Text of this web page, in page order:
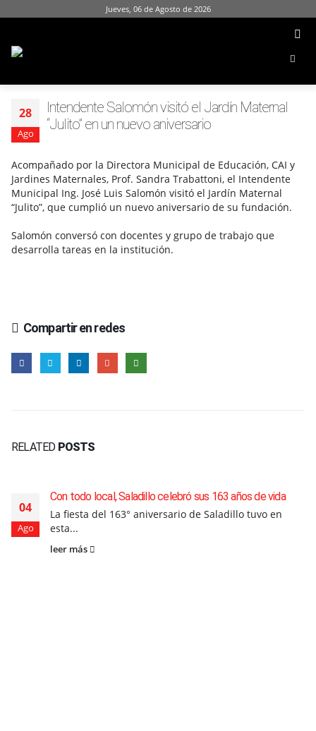
Jueves, 06 de Agosto de 2026
28
Ago
Intendente Salomón visitó el Jardín Maternal
“Julito” en un nuevo aniversario
Acompañado por la Directora Municipal de Educación, CAI y
Jardines Maternales, Prof. Sandra Trabattoni, el Intendente
Municipal Ing. José Luis Salomón visitó el Jardín Maternal
“Julito”, que cumplió un nuevo aniversario de su fundación.
Salomón conversó con docentes y grupo de trabajo que
desarrolla tareas en la institución.
Compartir en redes
RELATED POSTS
04
Ago
Con todo local, Saladillo celebró sus 163 años de vida
La fiesta del 163° aniversario de Saladillo tuvo en
esta...
leer más